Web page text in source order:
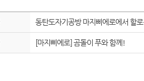
동탄도자기공방 마지삐에로에서 할
[마지삐에로] 곰돌이 푸와 함께!